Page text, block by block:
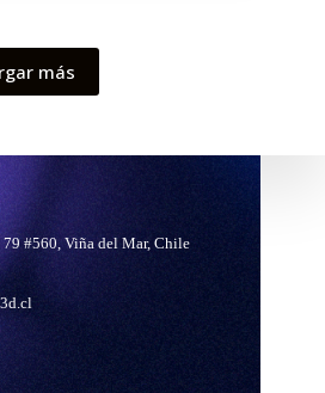
más
79 #560, Viña del Mar, Chile